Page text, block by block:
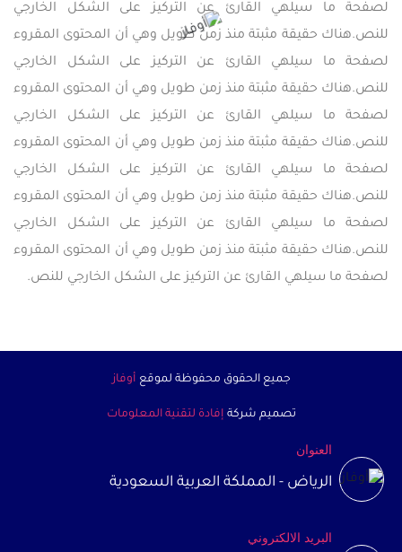
لصفحة ما سيلهي القارئ عن التركيز على الشكل الخارجي
للنص.هناك حقيقة مثبتة منذ زمن طويل وهي أن المحتوى المقروء
لصفحة ما سيلهي القارئ عن التركيز على الشكل الخارجي
للنص.هناك حقيقة مثبتة منذ زمن طويل وهي أن المحتوى المقروء
لصفحة ما سيلهي القارئ عن التركيز على الشكل الخارجي
للنص.هناك حقيقة مثبتة منذ زمن طويل وهي أن المحتوى المقروء
لصفحة ما سيلهي القارئ عن التركيز على الشكل الخارجي
للنص.هناك حقيقة مثبتة منذ زمن طويل وهي أن المحتوى المقروء
لصفحة ما سيلهي القارئ عن التركيز على الشكل الخارجي
للنص.هناك حقيقة مثبتة منذ زمن طويل وهي أن المحتوى المقروء
لصفحة ما سيلهي القارئ عن التركيز على الشكل الخارجي للنص.
جميع الحقوق محفوظة لموقع أوفاز
تصميم شركة إفادة لتقنية المعلومات
العنوان
الرياض - المملكة العربية السعودية
البريد الالكتروني